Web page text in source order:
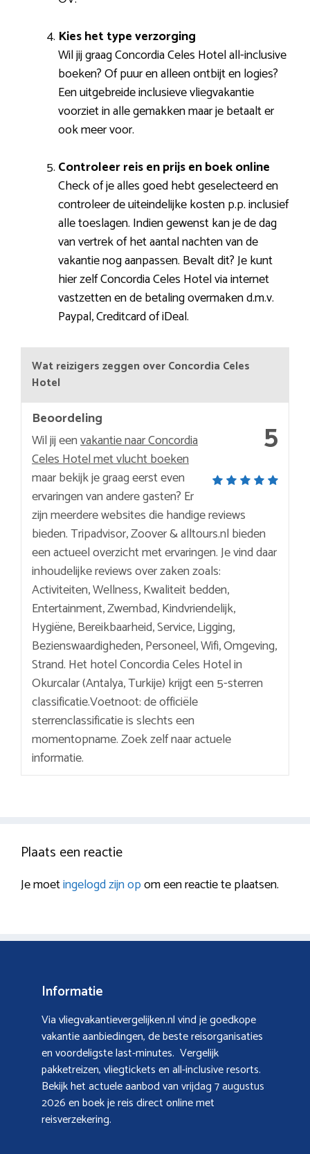
Kies het type verzorging
Wil jij graag Concordia Celes Hotel all-inclusive
boeken? Of puur en alleen ontbijt en logies?
Een uitgebreide inclusieve vliegvakantie
voorziet in alle gemakken maar je betaalt er
ook meer voor.
Controleer reis en prijs en boek online
Check of je alles goed hebt geselecteerd en
controleer de uiteindelijke kosten p.p. inclusief
alle toeslagen. Indien gewenst kan je de dag
van vertrek of het aantal nachten van de
vakantie nog aanpassen. Bevalt dit? Je kunt
hier zelf Concordia Celes Hotel via internet
vastzetten en de betaling overmaken d.m.v.
Paypal, Creditcard of iDeal.
Wat reizigers zeggen over Concordia Celes
Hotel
5
Beoordeling
Wil jij eenvakantie naar Concordia
Celes Hotel met vlucht boeken
maar bekijk je graag eerst even
ervaringen van andere gasten? Er
zijn meerdere websites die handige reviews
bieden. Tripadvisor, Zoover & alltours.nl bieden
een actueel overzicht met ervaringen. Je vind daar
inhoudelijke reviews over zaken zoals:
Activiteiten, Wellness, Kwaliteit bedden,
Entertainment, Zwembad, Kindvriendelijk,
Hygiëne, Bereikbaarheid, Service, Ligging,
Bezienswaardigheden, Personeel, Wifi, Omgeving,
Strand. Het hotel Concordia Celes Hotel in
Okurcalar (Antalya, Turkije) krijgt een 5-sterren
classificatie.Voetnoot: de officiële
sterrenclassificatie is slechts een
momentopname. Zoek zelf naar actuele
informatie.
Plaats een reactie
Je moetingelogd zijn opom een reactie te plaatsen.
Informatie
Via vliegvakantievergelijken.nl vind je goedkope
vakantie aanbiedingen, de beste reisorganisaties
en voordeligste last-minutes. Vergelijk
pakketreizen, vliegtickets en all-inclusive resorts.
Bekijk het actuele aanbod vanvrijdag 7 augustus
2026en boek je reis direct online met
reisverzekering.